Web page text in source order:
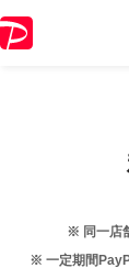
※ 同一店
※ 一定期間